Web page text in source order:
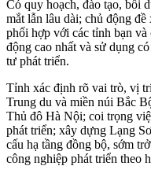
Có quy hoạch, đào tạo, bồi
mắt lẫn lâu dài; chủ động
phối hợp với các tỉnh bạn
động cao nhất và sử dụng
tư phát triển.
Tỉnh xác định rõ vai trò, vị
Trung du và miền núi Bắc
Thủ đô Hà Nội; coi trọng
phát triển; xây dựng Lạng
cấu hạ tầng đồng bộ, sớm
công nghiệp phát triển theo